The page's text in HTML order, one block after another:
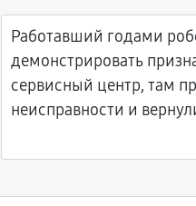
Работавший годами
демонстрировать
сервисный центр, там
неисправности и